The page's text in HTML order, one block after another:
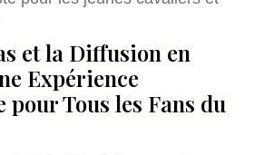
et la Diffusion en
Expérience
pour Tous les Fans du